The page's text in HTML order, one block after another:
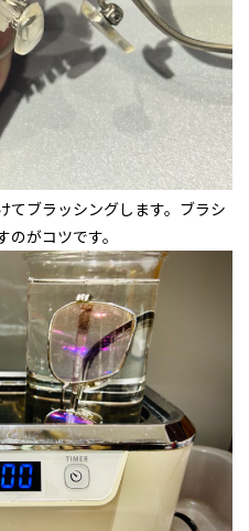
てブラッシングします。ブラシ
がコツです。